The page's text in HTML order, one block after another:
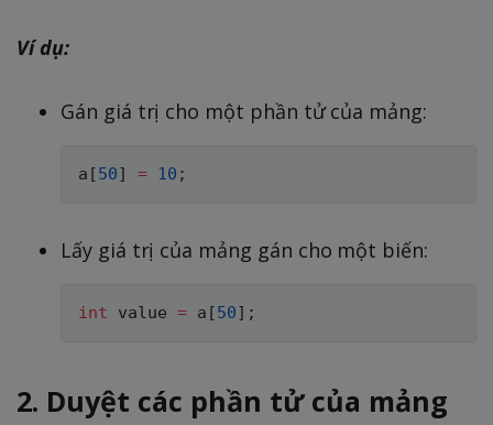
Ví dụ:
Gán giá trị cho một phần tử của mảng:
a [50] = 10 ;
Lấy giá trị của mảng gán cho một biến:
int value = a [50] ;
2. Duyệt các phần tử của mảng